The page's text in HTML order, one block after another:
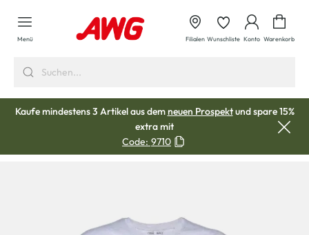
springen
Menü Filialen Wunschliste Konto Warenkorb
Kaufe mindestens 3 Artikel aus demneuen Prospektund spare 15%
extra mit
Code: 9710